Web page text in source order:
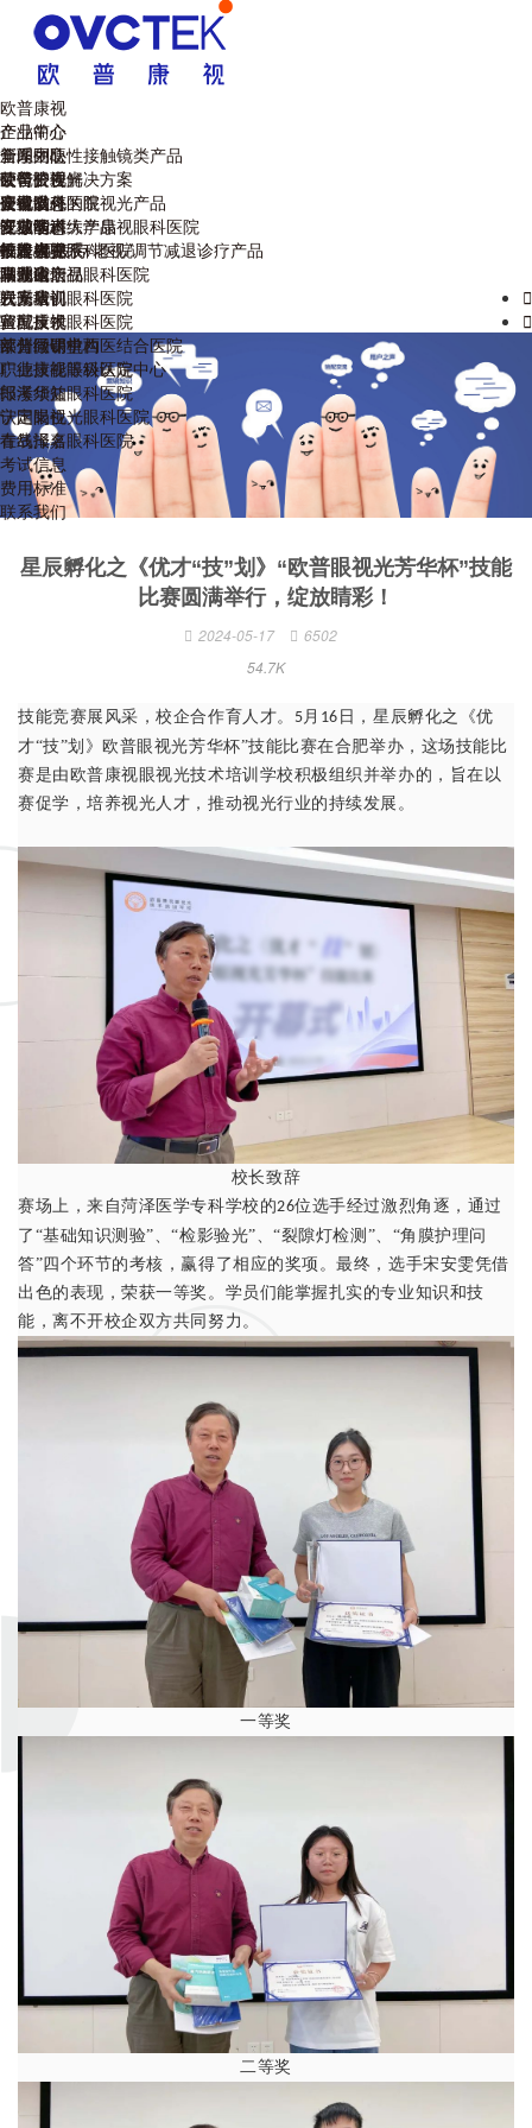
欧普康视
企业简介
管理团队
荣誉资质
企业文化
产品中心
全系列硬性接触镜类产品
硬镜护理解决方案
硬镜以外的眼视光产品
视功能训练产品
干眼/视疲劳/老视/调节减退诊疗产品
眼健康产品
新闻中心
公司公告
公司动态
区域动态
欧普视界
欧普眼视光
安徽省
江苏省
福建省
湖北省
云南省
康视眼科医院
安徽医科大学康视眼科医院
蚌埠康视眼科医院
马鞍山康视眼科医院
六安康视眼科医院
宣城康视眼科医院
莱州同明中西医结合医院
广德康视眼科医院
郎溪华益眼科医院
宁国眼视光眼科医院
青岛泽嘉眼科医院
专业学术
技术大赛
巢湖论坛
视光培训
验配技术
欧普微课堂
职业技能等级认定中心
报考须知
认定岗位
在线报名
考试信息
费用标准
联系我们
投资者关系
联系我们
联系我们
留言反馈
部分经销机构


星辰孵化之《优才“技”划》“欧普眼视光芳华杯”技能
比赛圆满举行，绽放睛彩！
2024-05-17
6502
54.7K
技能竞赛展风采，校企合作育人才。 5月 16 日，星辰孵化之《优
才“技”划》欧普眼视光芳华杯”技能比赛在合肥举办，这场技能比
赛是由欧普康视眼视光技术培训学校积极组织并举办的，旨在以
赛促学，培养视光人才，推动视光行业的持续发展。
校长致辞
赛场上，来自菏泽医学专科学校的26位选手经过激烈角逐，通过
了“基础知识测验”、“检影验光”、“裂隙灯检测”、“角膜护理问
答”四个环节的考核，赢得了相应的奖项。最终，选手宋安雯凭借
出色的表现，荣获一等奖。学员们能掌握扎实的专业知识和技
能，离不开校企双方共同努力。
一等奖
二等奖